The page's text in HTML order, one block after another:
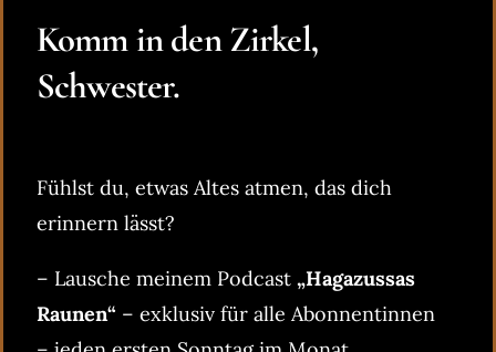
Komm in den Zirkel,
Schwester.
Fühlst du, etwas Altes atmen, das dich
erinnern lässt?
– Lausche meinem Podcast „Hagazussas
Raunen“ – exklusiv für alle Abonnentinnen